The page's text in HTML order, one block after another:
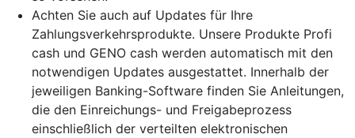
Achten Sie auch auf Updates für Ihre
Zahlungsverkehrsprodukte. Unsere Produkte Profi
cash und GENO cash werden automatisch mit den
notwendigen Updates ausgestattet. Innerhalb der
jeweiligen Banking-Software finden Sie Anleitungen,
die den Einreichungs- und Freigabeprozess
einschließlich der verteilten elektronischen